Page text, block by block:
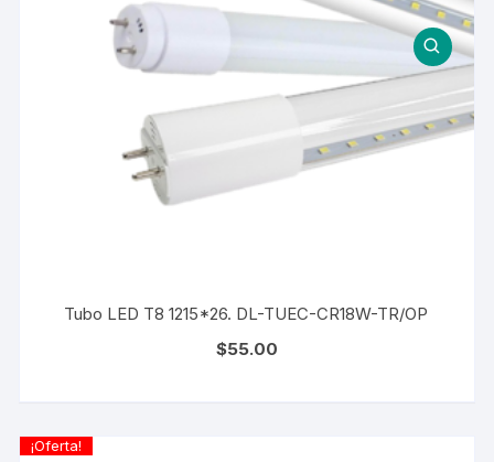
Tubo LED T8 1215*26. DL-TUEC-CR18W-TR/OP
$55.00
¡Oferta!